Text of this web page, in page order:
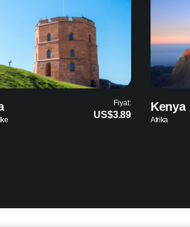
Fiyat:
US$7.89
Suudi
Orta Doğu